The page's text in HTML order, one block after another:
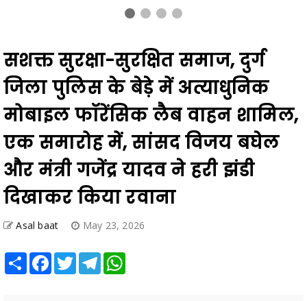
सशक्त सुरक्षा-सुरक्षित समाज, दुर्ग
जिला पुलिस के बेड़े में अत्याधुनिक
मोबाइल फॉरेंसिक लैब वाहन शामिल,
एक समारोह में, सांसद विजय बघेल
और मंत्री गजेंद्र यादव ने हरी झंडी
दिखाकर किया रवाना
Asal baat May 23, 2026
अपराध के तथ्यों की वैज्ञानिक जांच, साक्ष्य